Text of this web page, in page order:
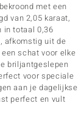
met een
van 2,05 karaat,
in totaal 0,36
afkomstig uit de
schat voor elke
briljantgeslepen
voor speciale
aan je dagelijkse
perfect en vult